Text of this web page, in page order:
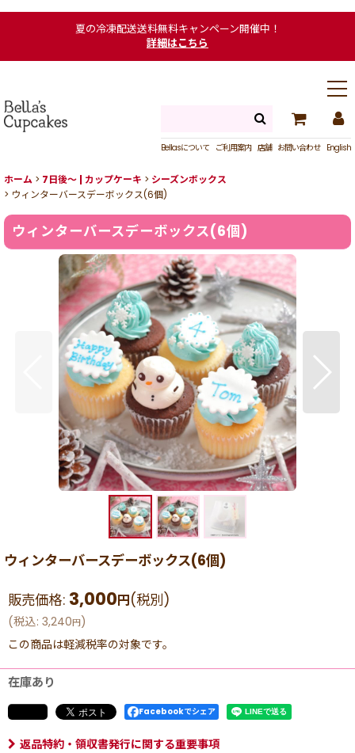
夏の冷凍配送送料無料キャンペーン開催中！
詳細はこちら
Bellasについて ご利用案内 店舗 お問い合わせ English
ホーム > 7日後〜 | カップケーキ > シーズンボックス
> ウィンターバースデーボックス(6個)
ウィンターバースデーボックス(6個)
ウィンターバースデーボックス(6個)
販売価格: 3,000円(税別)
(税込: 3,240円)
この商品は軽減税率の対象です。
在庫あり
Facebookでシェア
返品特約・領収書発行に関する重要事項